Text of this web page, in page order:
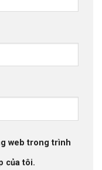
web trong trình
của tôi.